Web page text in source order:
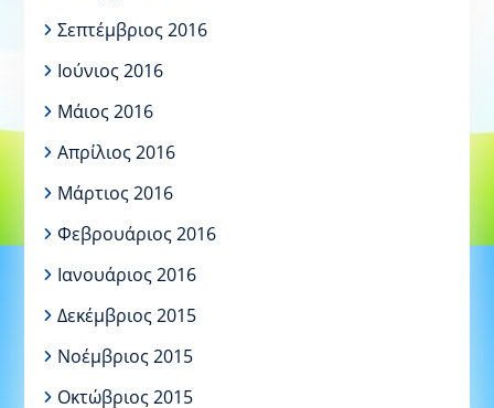
Σεπτέμβριος 2016
Ιούνιος 2016
Μάιος 2016
Απρίλιος 2016
Μάρτιος 2016
Φεβρουάριος 2016
Ιανουάριος 2016
Δεκέμβριος 2015
Νοέμβριος 2015
Οκτώβριος 2015